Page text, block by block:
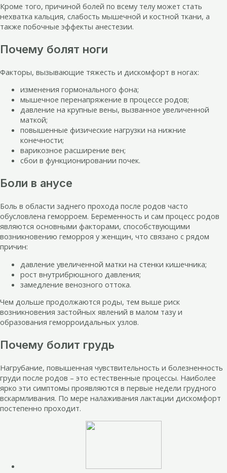
Кроме того, причиной болей по всему телу может стать
нехватка кальция, слабость мышечной и костной ткани, а
также побочные эффекты анестезии.
Почему болят ноги
Факторы, вызывающие тяжесть и дискомфорт в ногах:
изменения гормонального фона;
мышечное перенапряжение в процессе родов;
давление на крупные вены, вызванное увеличенной
маткой;
повышенные физические нагрузки на нижние
конечности;
варикозное расширение вен;
сбои в функционировании почек.
Боли в анусе
Боль в области заднего прохода после родов часто
обусловлена геморроем. Беременность и сам процесс родов
являются основными факторами, способствующими
возникновению геморроя у женщин, что связано с рядом
причин:
давление увеличенной матки на стенки кишечника;
рост внутрибрюшного давления;
замедление венозного оттока.
Чем дольше продолжаются роды, тем выше риск
возникновения застойных явлений в малом тазу и
образования геморроидальных узлов.
Почему болит грудь
Нагрубание, повышенная чувствительность и болезненность
груди после родов – это естественные процессы. Наиболее
ярко эти симптомы проявляются в первые недели грудного
вскармливания. По мере налаживания лактации дискомфорт
постепенно проходит.